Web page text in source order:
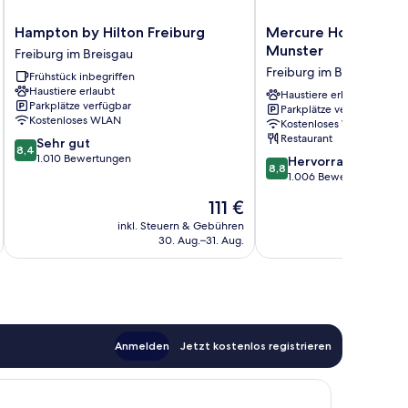
Hampton
by
Hilton
Freiburg
Freiburg
im
Breisgau
Hampton by Hilton Freiburg
Freiburg im Breisgau
Frühstück inbegriffen
Haustiere erlaubt
Parkplätze verfügbar
Kostenloses WLAN
8.4
von
8,4 Sehr gut
1.010 Bewertungen
Der
Preis
beträgt
111 €
inkl. Steuern & Gebühren
30. Aug.–31. Aug.
Mercure
Hotel
am
Munster
Freiburg
im
Breisgau
Mercure Hotel
Munster
Freiburg im Breisgau
Haustiere erlaubt
Parkplätze verfügbar
Kostenloses WLAN
Restaurant
8.8
von
8,8 Hervorragend
1.006 Bewertungen
Anmelden Jetzt kostenlos registrieren